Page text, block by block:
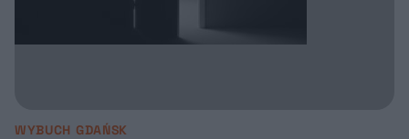
WYBUCH GDAŃSK